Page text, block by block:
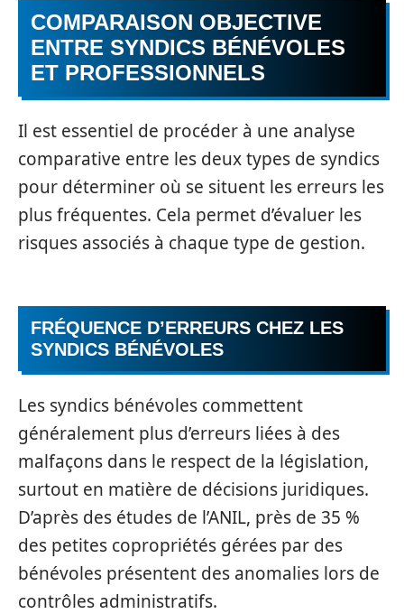
COMPARAISON OBJECTIVE
ENTRE SYNDICS BÉNÉVOLES
ET PROFESSIONNELS
Il est essentiel de procéder à une analyse
comparative entre les deux types de syndics
pour déterminer où se situent les erreurs les
plus fréquentes. Cela permet d’évaluer les
risques associés à chaque type de gestion.
FRÉQUENCE D’ERREURS CHEZ LES
SYNDICS BÉNÉVOLES
Les syndics bénévoles commettent
généralement plus d’erreurs liées à des
malfaçons dans le respect de la législation,
surtout en matière de décisions juridiques.
D’après des études de l’ANIL, près de 35 %
des petites copropriétés gérées par des
bénévoles présentent des anomalies lors de
contrôles administratifs.